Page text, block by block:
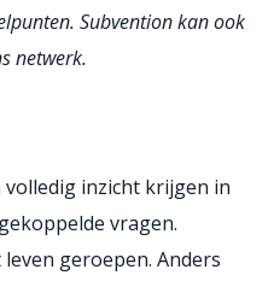
Subvention kan ook
netwerk.
volledig inzicht krijgen in
vragen.
geroepen. Anders